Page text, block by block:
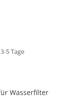
5 Tage
Wasserfilter